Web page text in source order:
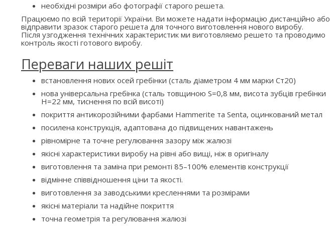
необхідні розміри або фотографії старого решета.
Працюємо по всій території України. Ви можете надати інформацію дистанційно або
відправити зразок старого решета для точного виготовлення нового виробу.
Після узгодження технічних характеристик ми виготовляємо решето та проводимо
контроль якості готового виробу.
Переваги наших решіт
встановлення нових осей гребінки (сталь діаметром 4 мм марки Ст20)
нова універсальна гребінка (сталь товщиною S=0,8 мм, висота зубців гребінки
H=22 мм, тиснення по всій висоті)
покриття антикорозійними фарбами Hammerite та Senta, оцинкований метал
посилена конструкція, адаптована до підвищених навантажень
рівномірне та точне регулювання зазору між жалюзі
якісні характеристики виробу на рівні або вищі, ніж в оригіналу
виготовлення та заміна при ремонті 85–100% елементів конструкції
відмінне співвідношення ціни та якості.
виготовлення за заводськими кресленнями та розмірами
якісні матеріали та надійне покриття
точна геометрія та регулювання жалюзі